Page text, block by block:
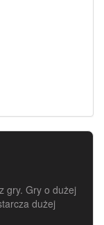
gry. Gry o dużej
dużej